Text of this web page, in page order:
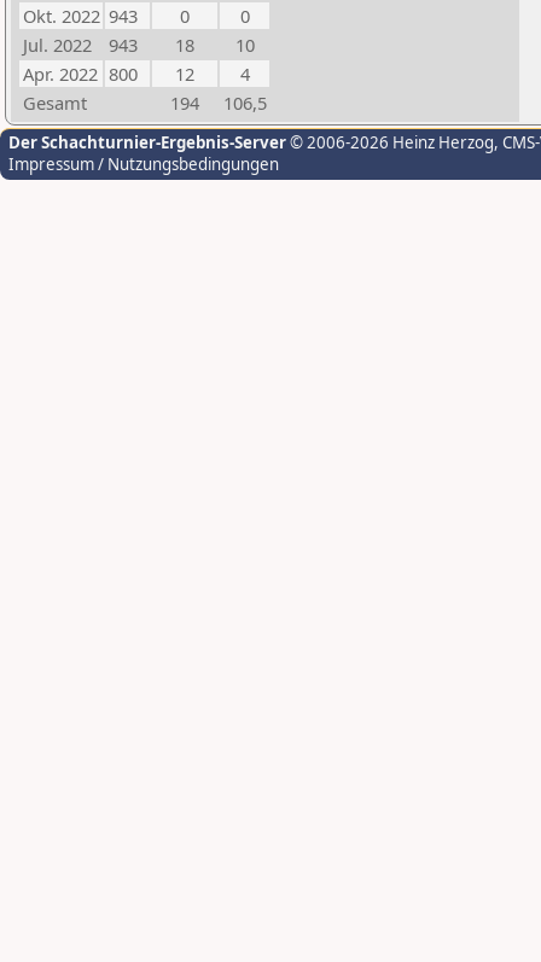
Okt. 2022 943 0
0
Jul. 2022
943 18
10
Apr. 2022 800 12
4
Gesamt
194 106,5
Der Schachturnier-Ergebnis-Server© 2006-2026 Heinz Herzog,
Impressum / Nutzungsbedingungen